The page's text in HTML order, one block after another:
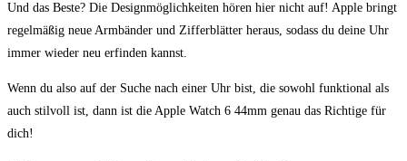
Und das Beste? Die Designmöglichkeiten ​hören hier ‍nicht auf! Apple bringt
regelmäßig‌ neue Armbänder ‍und ⁣Zifferblätter ⁣heraus,⁣ sodass du deine Uhr
immer wieder neu ‌erfinden kannst.
Wenn du also auf der Suche nach einer Uhr bist, die sowohl funktional als
auch stilvoll​ ist, dann ist⁣ die Apple Watch ⁢6 44mm genau⁤ das Richtige für
dich!